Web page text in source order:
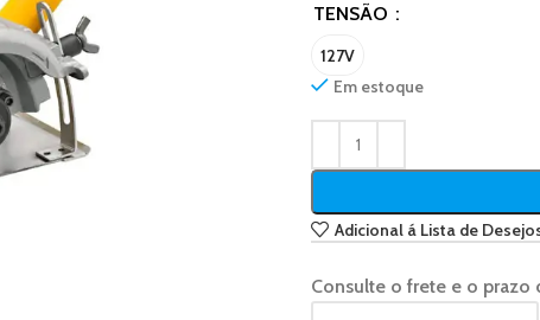
TENSÃO
127V
Em estoque
Adicional á Lista de
Consulte o frete e o prazo